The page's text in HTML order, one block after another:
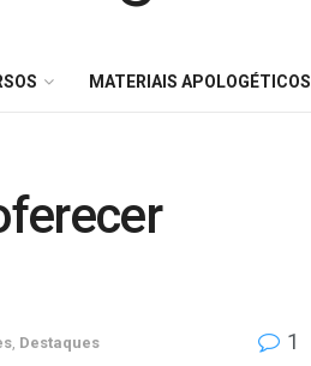
MATERIAIS APOLOGÉTICOS
Destaques 1